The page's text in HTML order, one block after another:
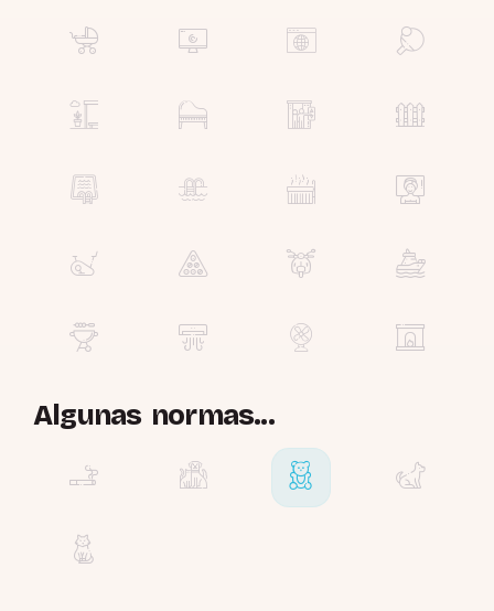
Algunas normas...